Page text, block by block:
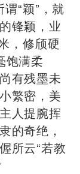
“颖”，就
锋颖，业
，修颀硬
饱满柔
有残墨未
繁密，美
人提腕挥
的奇绝，
所云“若教